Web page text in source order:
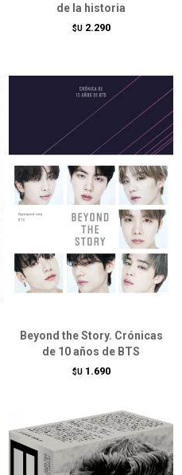
de la historia
$U 2.290
Beyond the Story. Crónicas
de 10 años de BTS
$U 1.690